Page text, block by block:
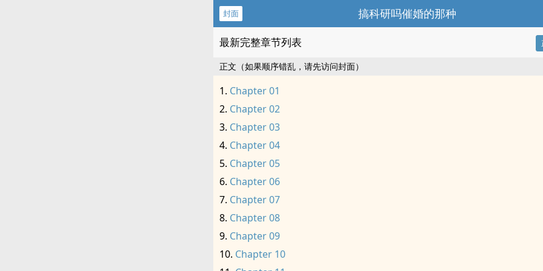
封面 搞科研吗催婚的那种
最新完整章节列表
正文（如果顺序错乱，请先访问封面）
Chapter 01
Chapter 02
Chapter 03
Chapter 04
Chapter 05
Chapter 06
Chapter 07
Chapter 08
Chapter 09
Chapter 10